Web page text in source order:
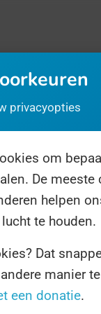
Over ons
voor
privacyopties
om
De meeste
helpen
te houden.
Dat
manier
een donatie.